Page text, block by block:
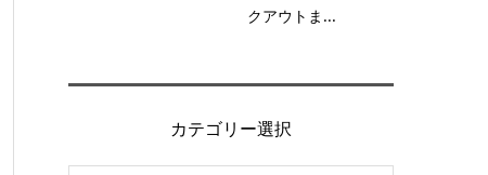
クアウトま...
カテゴリー選択